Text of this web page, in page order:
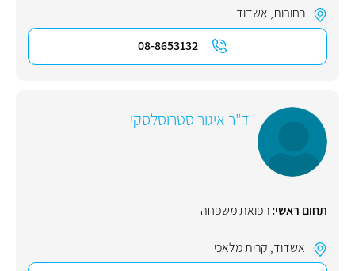
רחובות, אשדוד
08-8653132
ד"ר איגור סטרוסלסקי
תחום ראשי:רפואת משפחה
אשדוד, קרית מלאכי